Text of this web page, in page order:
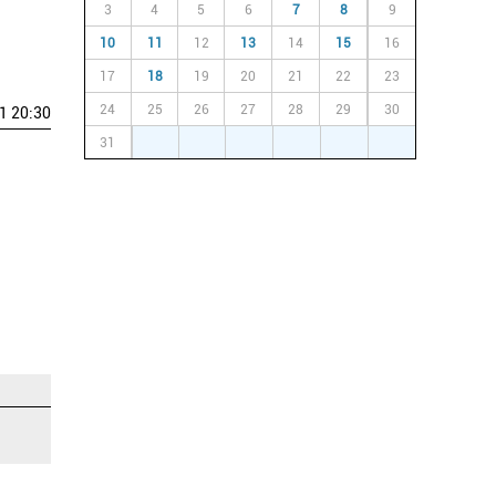
20:30
3 4 5 6 7 8 9
10 11 12 13 14 15 16
17 18 19 20 21 22 23
24 25 26 27 28 29 30
31